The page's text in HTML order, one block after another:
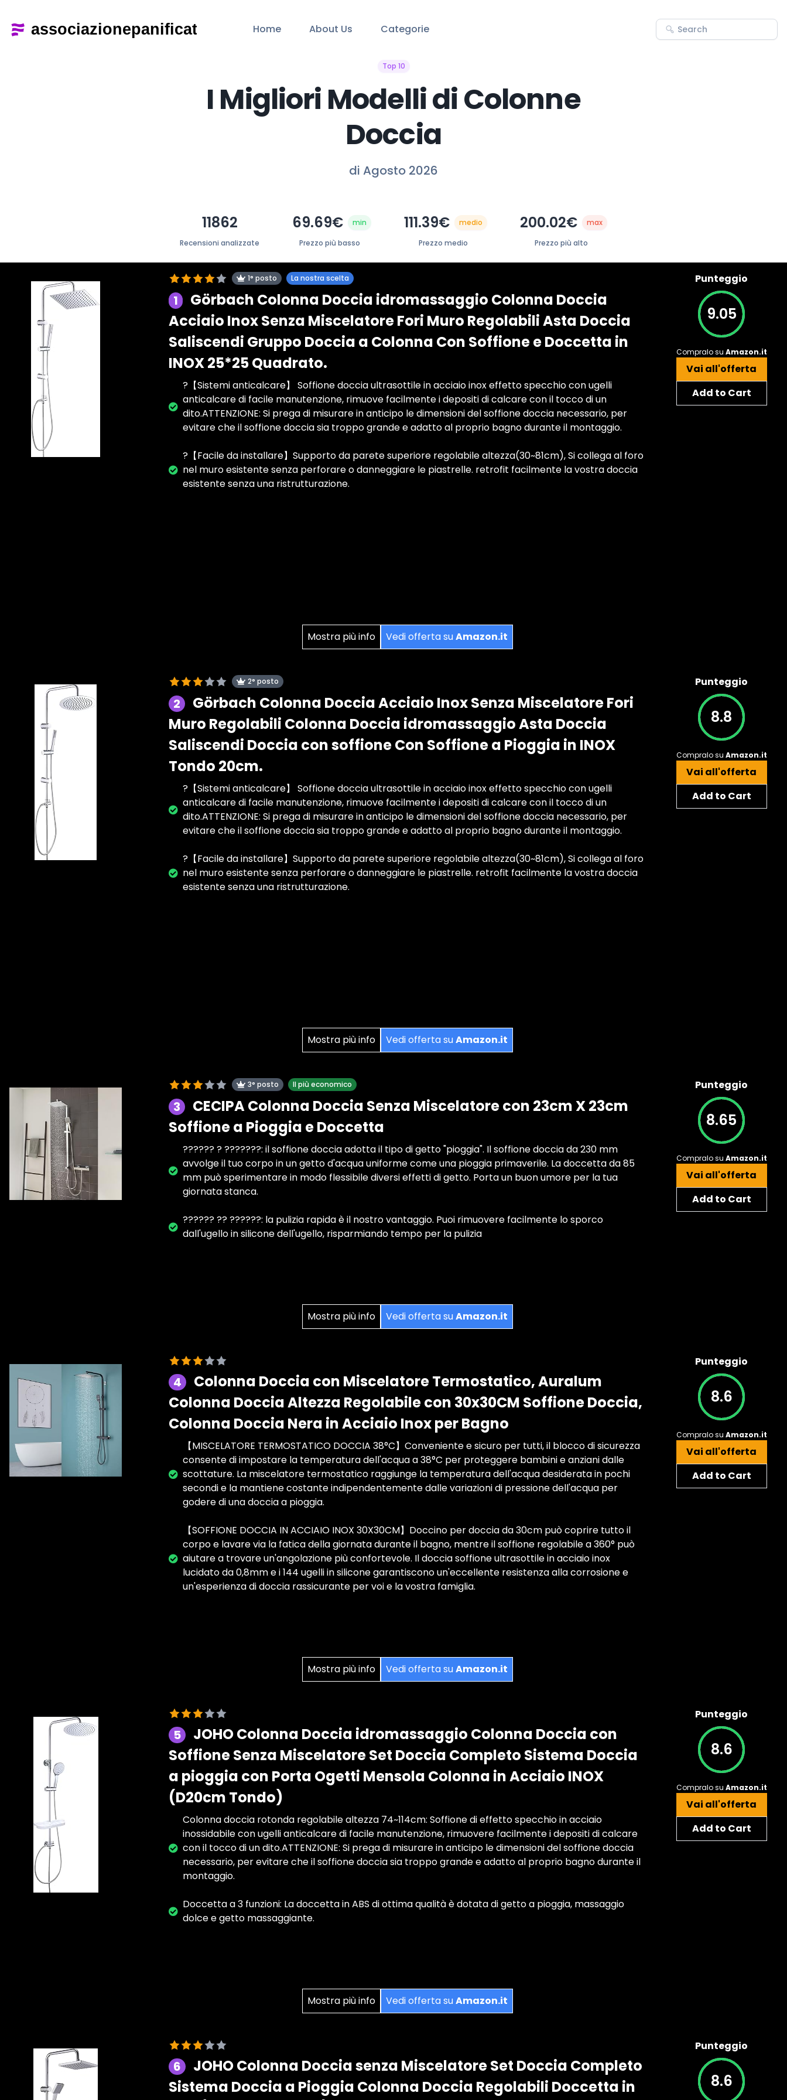
Home About Us Categorie
Top 10
I Migliori Modelli di Colonne
Doccia
di Agosto 2026
11862
Recensioni analizzate
69.69€ min
Prezzo più basso
111.39€ medio
Prezzo medio
200.02€ max
Prezzo più alto
1° posto La nostra scelta
1
Görbach Colonna Doccia idromassaggio Colonna Doccia
Acciaio Inox Senza Miscelatore Fori Muro Regolabili Asta Doccia
Saliscendi Gruppo Doccia a Colonna Con Soffione e Doccetta in
INOX 25*25 Quadrato.
?【Sistemi anticalcare】 Soffione doccia ultrasottile in acciaio inox effetto specchio con ugelli
anticalcare di facile manutenzione, rimuove facilmente i depositi di calcare con il tocco di un
dito.ATTENZIONE: Si prega di misurare in anticipo le dimensioni del soffione doccia necessario, per
evitare che il soffione doccia sia troppo grande e adatto al proprio bagno durante il montaggio.
?【Facile da installare】Supporto da parete superiore regolabile altezza(30~81cm), Si collega al foro
nel muro esistente senza perforare o danneggiare le piastrelle. retrofit facilmente la vostra doccia
esistente senza una ristrutturazione.
Mostra più info Vedi offerta suAmazon.it
Punteggio
9.05
Compralo su Amazon.it
Vai all'offerta
Add to Cart
2° posto
2
Görbach Colonna Doccia Acciaio Inox Senza Miscelatore Fori
Muro Regolabili Colonna Doccia idromassaggio Asta Doccia
Saliscendi Doccia con soffione Con Soffione a Pioggia in INOX
Tondo 20cm.
?【Sistemi anticalcare】 Soffione doccia ultrasottile in acciaio inox effetto specchio con ugelli
anticalcare di facile manutenzione, rimuove facilmente i depositi di calcare con il tocco di un
dito.ATTENZIONE: Si prega di misurare in anticipo le dimensioni del soffione doccia necessario, per
evitare che il soffione doccia sia troppo grande e adatto al proprio bagno durante il montaggio.
?【Facile da installare】Supporto da parete superiore regolabile altezza(30~81cm), Si collega al foro
nel muro esistente senza perforare o danneggiare le piastrelle. retrofit facilmente la vostra doccia
esistente senza una ristrutturazione.
Mostra più info Vedi offerta suAmazon.it
Punteggio
8.8
Compralo su Amazon.it
Vai all'offerta
Add to Cart
3° posto Il più economico
3
CECIPA Colonna Doccia Senza Miscelatore con 23cm X 23cm
Soffione a Pioggia e Doccetta
?????? ? ???????: il soffione doccia adotta il tipo di getto "pioggia". Il soffione doccia da 230 mm
avvolge il tuo corpo in un getto d'acqua uniforme come una pioggia primaverile. La doccetta da 85
mm può sperimentare in modo flessibile diversi effetti di getto. Porta un buon umore per la tua
giornata stanca.
?????? ?? ??????: la pulizia rapida è il nostro vantaggio. Puoi rimuovere facilmente lo sporco
dall'ugello in silicone dell'ugello, risparmiando tempo per la pulizia
Mostra più info Vedi offerta suAmazon.it
Punteggio
8.65
Compralo su Amazon.it
Vai all'offerta
Add to Cart
4
Colonna Doccia con Miscelatore Termostatico, Auralum
Colonna Doccia Altezza Regolabile con 30x30CM Soffione Doccia,
Colonna Doccia Nera in Acciaio Inox per Bagno
【MISCELATORE TERMOSTATICO DOCCIA 38°C】Conveniente e sicuro per tutti, il blocco di sicurezza
consente di impostare la temperatura dell'acqua a 38°C per proteggere bambini e anziani dalle
scottature. La miscelatore termostatico raggiunge la temperatura dell'acqua desiderata in pochi
secondi e la mantiene costante indipendentemente dalle variazioni di pressione dell'acqua per
godere di una doccia a pioggia.
【SOFFIONE DOCCIA IN ACCIAIO INOX 30X30CM】Doccino per doccia da 30cm può coprire tutto il
corpo e lavare via la fatica della giornata durante il bagno, mentre il soffione regolabile a 360° può
aiutare a trovare un'angolazione più confortevole. Il doccia soffione ultrasottile in acciaio inox
lucidato da 0,8mm e i 144 ugelli in silicone garantiscono un'eccellente resistenza alla corrosione e
un'esperienza di doccia rassicurante per voi e la vostra famiglia.
Mostra più info Vedi offerta suAmazon.it
Punteggio
8.6
Compralo su Amazon.it
Vai all'offerta
Add to Cart
5
JOHO Colonna Doccia idromassaggio Colonna Doccia con
Soffione Senza Miscelatore Set Doccia Completo Sistema Doccia
a pioggia con Porta Ogetti Mensola Colonna in Acciaio INOX
(D20cm Tondo)
Colonna doccia rotonda regolabile altezza 74~114cm: Soffione di effetto specchio in acciaio
inossidabile con ugelli anticalcare di facile manutenzione, rimuovere facilmente i depositi di calcare
con il tocco di un dito.ATTENZIONE: Si prega di misurare in anticipo le dimensioni del soffione doccia
necessario, per evitare che il soffione doccia sia troppo grande e adatto al proprio bagno durante il
montaggio.
Doccetta a 3 funzioni: La doccetta in ABS di ottima qualità è dotata di getto a pioggia, massaggio
dolce e getto massaggiante.
Mostra più info Vedi offerta suAmazon.it
Punteggio
8.6
Compralo su Amazon.it
Vai all'offerta
Add to Cart
6
JOHO Colonna Doccia senza Miscelatore Set Doccia Completo
Sistema Doccia a Pioggia Colonna Doccia Regolabili Doccetta in
Punteggio
8.6